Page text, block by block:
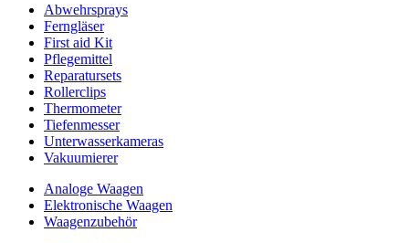
Abwehrsprays
Ferngläser
First aid Kit
Pflegemittel
Reparatursets
Rollerclips
Thermometer
Tiefenmesser
Unterwasserkameras
Vakuumierer
Analoge Waagen
Elektronische Waagen
Waagenzubehör